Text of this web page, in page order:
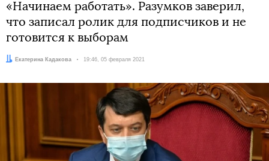
«Начинаем работать». Разумков заверил,
что записал ролик для подписчиков и не
готовится к выборам
Автор:Екатерина Кадакова Дата:
19:46, 05 февраля 2021